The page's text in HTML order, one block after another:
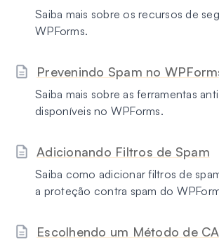
Saiba mais sobre os recursos de
WPForms.
Prevenindo Spam no
Saiba mais sobre as ferramentas
disponíveis no WPForms.
Adicionando Filtros de Spam
Saiba como adicionar filtros de
a proteção contra spam do
Escolhendo um Método de